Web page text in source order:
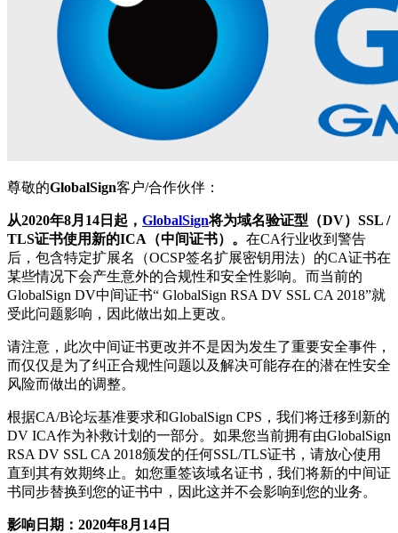
尊敬的GlobalSign客户/合作伙伴：
从2020年8月14日起， GlobalSign将为域名验证型（DV）SSL /
TLS证书使用新的ICA（中间证书）。 在CA行业收到警告
后，包含特定扩展名（OCSP签名扩展密钥用法）的CA证书在
某些情况下会产生意外的合规性和安全性影响。而当前的
GlobalSign DV中间证书“ GlobalSign RSA DV SSL CA 2018”就
受此问题影响，因此做出如上更改。
请注意，此次中间证书更改并不是因为发生了重要安全事件，
而仅仅是为了纠正合规性问题以及解决可能存在的潜在性安全
风险而做出的调整。
根据CA/B论坛基准要求和GlobalSign CPS，我们将迁移到新的
DV ICA作为补救计划的一部分。如果您当前拥有由GlobalSign
RSA DV SSL CA 2018颁发的任何SSL/TLS证书，请放心使用
直到其有效期终止。如您重签该域名证书，我们将新的中间证
书同步替换到您的证书中，因此这并不会影响到您的业务。
影响日期：2020年8月14日